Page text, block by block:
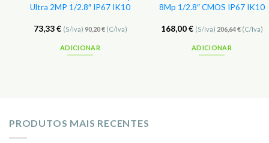
Ultra 2MP 1/2.8″ IP67 IK10
73,33€ (S/Iva) 90,20€(C/Iva)
ADICIONAR
8Mp 1/2.8″ CMOS IP67 IK10
168,00€ (S/Iva) 206,64€(C/Iva)
ADICIONAR
PRODUTOS MAIS RECENTES